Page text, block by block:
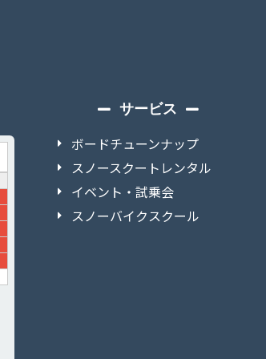
サービス
ボードチューンナップ
スノースクートレンタル
イベント・試乗会
スノーバイクスクール